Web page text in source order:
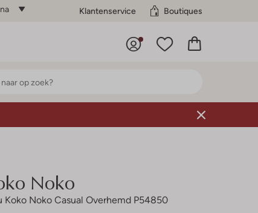
Klantenservice Boutiques
Noko
Koko Noko Casual Overhemd P54850